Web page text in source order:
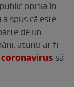
opinia în
spus că este
de un
atunci ar fi
să